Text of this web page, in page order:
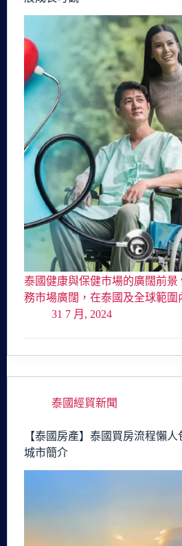
泰國健康與保健市場的廣闊前景
務市場廣闊，在泰國及全球範
31 7 月, 2024
泰國經貿新聞
【泰國房產】泰國買房流程懶
城市簡介